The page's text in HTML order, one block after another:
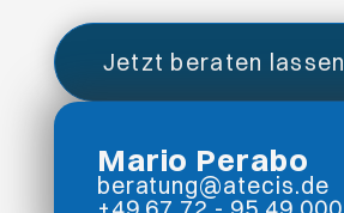
Jetzt beraten lassen
Mario Perabo
beratung@atecis.de